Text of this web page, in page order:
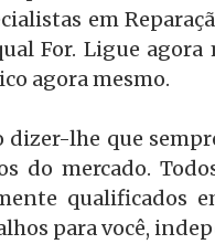
em
For. Ligue
agora mesmo.
dizer-lhe que
do mercado.
qualificados
para você,